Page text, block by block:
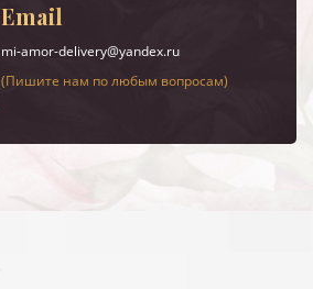
Email
mi-amor-delivery@yandex.ru
(Пишите нам по любым вопросам)